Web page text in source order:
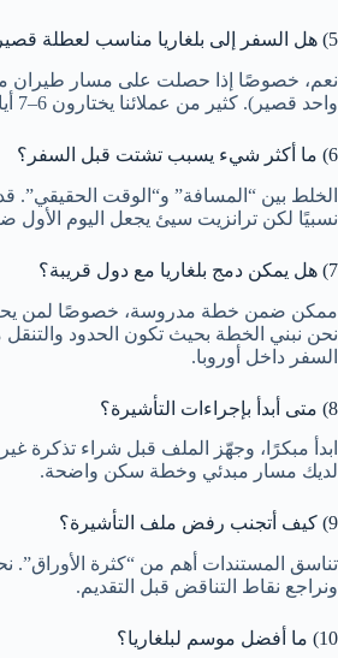
5) هل السفر إلى بلغاريا مناسب لعطلة قصيرة؟
نعم، خصوصًا إذا حصلت على مسار طيران
واحد قصير). كثير من عملائنا يختارون 6–7 أيام كخيار “مثالي”.
6) ما أكثر شيء يسبب تشتت قبل السفر؟
الخلط بين “المسافة” و“الوقت الحقيقي”.
نسبيًا لكن ترانزيت سيئ يجعل اليوم الأول
7) هل يمكن دمج بلغاريا مع دول قريبة؟
ممكن ضمن خطة مدروسة، خصوصًا لمن
نحن نبني الخطة بحيث تكون الحدود
السفر داخل أوروبا.
8) متى أبدأ بإجراءات التأشيرة؟
ابدأ مبكرًا، وجهّز الملف قبل شراء تذكرة
لديك مسار مبدئي وخطة سكن واضحة.
9) كيف أتجنب رفض ملف التأشيرة؟
تناسق المستندات أهم من “كثرة الأوراق”.
ونراجع نقاط التناقض قبل التقديم.
10) ما أفضل موسم لبلغاريا؟